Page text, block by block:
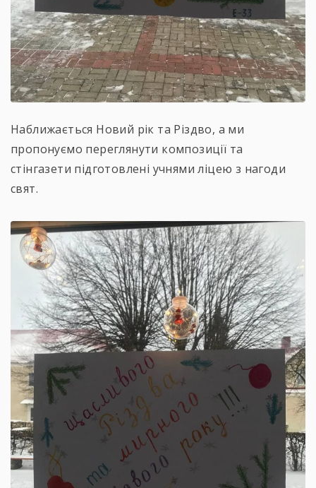
Наближається Новий рік та Різдво, а ми
пропонуємо переглянути композиції та
стінгазети підготовлені учнями ліцею з нагоди
свят.